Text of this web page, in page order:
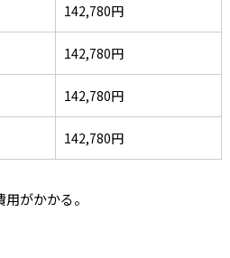
142,780円
142,780円
142,780円
142,780円
がかかる。